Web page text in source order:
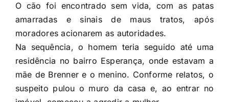
O cão foi encontrado sem vida, com as patas
amarradas e sinais de maus tratos, após
moradores acionarem as autoridades.
Na sequência, o homem teria seguido até uma
residência no bairro Esperança, onde estavam a
mãe de Brenner e o menino. Conforme relatos, o
suspeito pulou o muro da casa e, ao entrar no